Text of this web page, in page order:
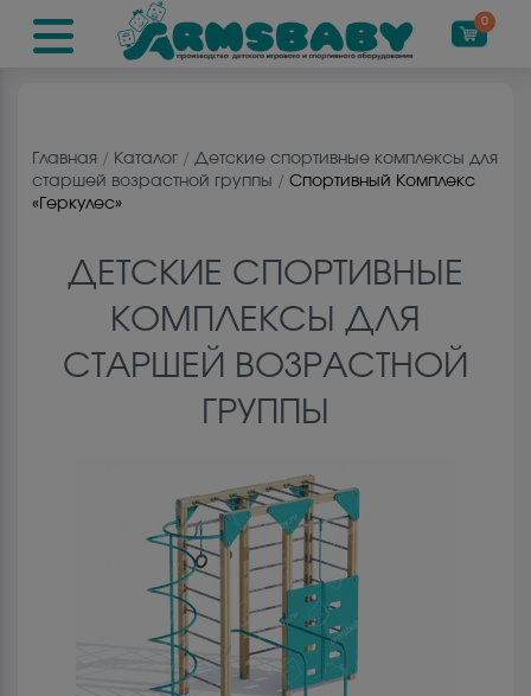
0
Главная / Каталог / Детские спортивные комплексы для
старшей возрастной группы / Спортивный Комплекс
«Геркулес»
ДЕТСКИЕ СПОРТИВНЫЕ
КОМПЛЕКСЫ ДЛЯ
СТАРШЕЙ ВОЗРАСТНОЙ
ГРУППЫ